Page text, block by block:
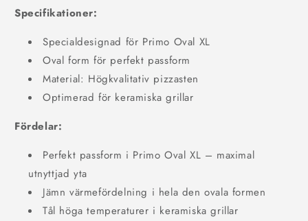
Specifikationer:
Specialdesignad för Primo Oval XL
Oval form för perfekt passform
Material: Högkvalitativ pizzasten
Optimerad för keramiska grillar
Fördelar:
Perfekt passform i Primo Oval XL – maximal
utnyttjad yta
Jämn värmefördelning i hela den ovala formen
Tål höga temperaturer i keramiska grillar